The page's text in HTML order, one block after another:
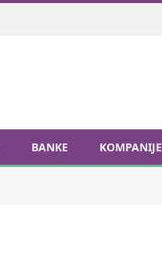
BANKE KOMPANIJE